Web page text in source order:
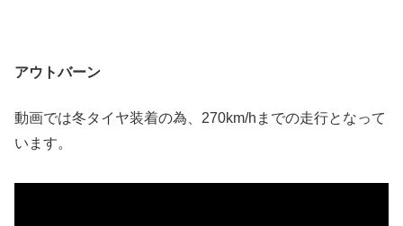
アウトバーン
動画では冬タイヤ装着の為、270km/hまでの走行となって
います。